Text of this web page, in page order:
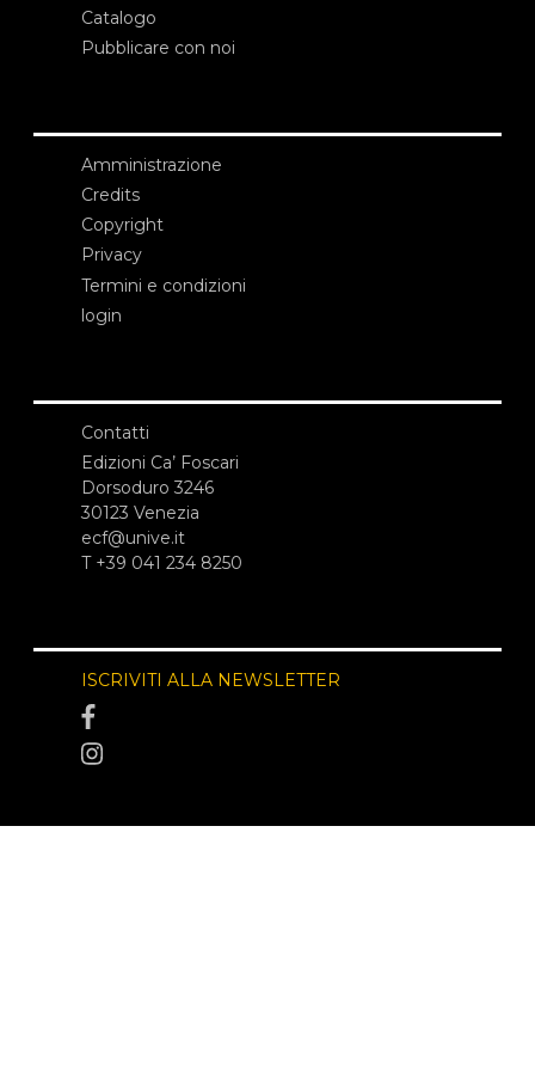
Catalogo
Pubblicare con noi
Amministrazione
Credits
Copyright
Privacy
Termini e condizioni
login
Contatti
Edizioni Ca’ Foscari
Dorsoduro 3246
30123 Venezia
ecf@unive.it
T +39 041 234 8250
ISCRIVITI ALLA NEWSLETTER